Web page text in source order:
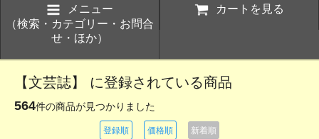
メニュー
（検索・カテゴリー・お問合
せ・ほか）
カートを見る
【文芸誌】 に登録されている商品
564件の商品が見つかりました
登録順 価格順 新着順